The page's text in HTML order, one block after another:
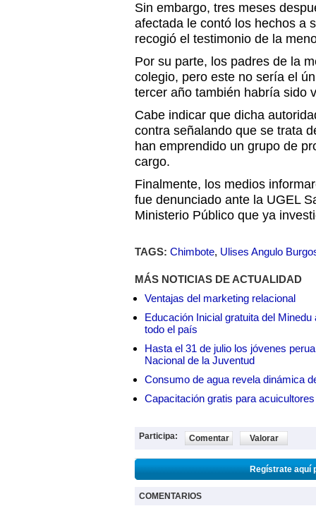
Sin embargo, tres meses
afectada le contó los hechos a
recogió el testimonio de la
Por su parte, los padres de la
colegio, pero este no sería el
tercer año también habría sido
Cabe indicar que dicha
contra señalando que se trata
han emprendido un grupo de
cargo.
Finalmente, los medios
fue denunciado ante la UGEL
Ministerio Público que ya
TAGS: Chimbote, Ulises Angulo
MÁS NOTICIAS DE ACTUALIDAD
Ventajas del marketing relacional
Educación Inicial gratuita del
todo el país
Hasta el 31 de julio los jóvenes
Nacional de la Juventud
Consumo de agua revela dinámica
Capacitación gratis para
Participa: Comentar Valorar
Regístrate aquí
COMENTARIOS